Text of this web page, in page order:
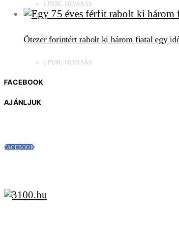
1 PERC OLVASÁS
Ötezer forintért rabolt ki három fiatal egy
1 PERC OLVASÁS
FACEBOOK
AJÁNLJUK
FACEBOOK